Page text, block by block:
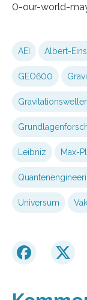
0-our-world-
AEI Albert-
GEO600
Leibniz Max-
Universum